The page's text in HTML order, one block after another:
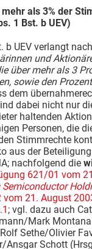
als 3% der
1 Bst. b UEV)
b UEV verlangt
und
über mehr als 3
sowie den
dem
dabei nicht nur
haltenden
Personen, die
Stimmrechte
aus der
nachfolgend die
621/01 vom
21. August
; vgl. dazu auch
Mark
Sethe/Olivier
Ansgar Schott